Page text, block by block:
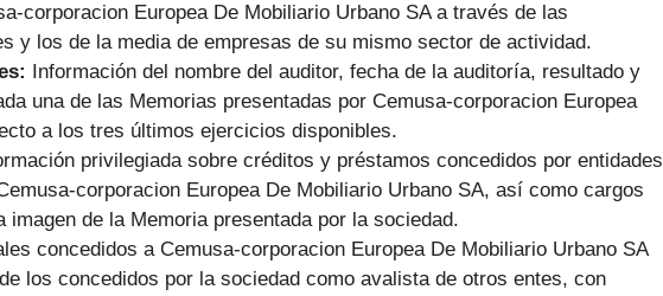
corporacion Europea De Mobiliario Urbano SA a través de las
y los de la media de empresas de su mismo sector de actividad.
Información del nombre del auditor, fecha de la auditoría, resultado y
una de las Memorias presentadas por Cemusa-corporacion Europea
a los tres últimos ejercicios disponibles.
privilegiada sobre créditos y préstamos concedidos por entidades
corporacion Europea De Mobiliario Urbano SA, así como cargos
de la Memoria presentada por la sociedad.
concedidos a Cemusa-corporacion Europea De Mobiliario Urbano SA
los concedidos por la sociedad como avalista de otros entes, con